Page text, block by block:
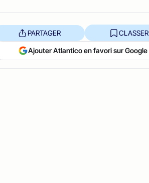
PARTAGER CLASSER
Ajouter Atlantico en favori sur Google